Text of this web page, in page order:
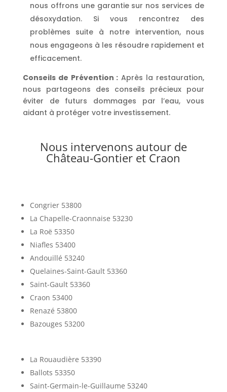
nous offrons une garantie sur nos services de
désoxydation. Si vous rencontrez des
problèmes suite à notre intervention, nous
nous engageons à les résoudre rapidement et
efficacement.
Conseils de Prévention : Après la restauration,
nous partageons des conseils précieux pour
éviter de futurs dommages par l’eau, vous
aidant à protéger votre investissement.
Nous intervenons autour de
Château-Gontier et Craon
Congrier 53800
La Chapelle-Craonnaise 53230
La Roë 53350
Niafles 53400
Andouillé 53240
Quelaines-Saint-Gault 53360
Saint-Gault 53360
Craon 53400
Renazé 53800
Bazouges 53200
La Rouaudière 53390
Ballots 53350
Saint-Germain-le-Guillaume 53240